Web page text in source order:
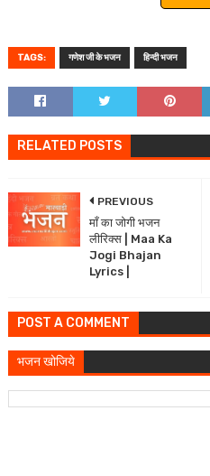
TAGS: गणेश जी के भजन हिन्दी भजन
RELATED POSTS
PREVIOUS
माँ का जोगी भजन
लीरिक्स | Maa Ka
Jogi Bhajan
Lyrics |
POST A COMMENT
भजन खोजिये